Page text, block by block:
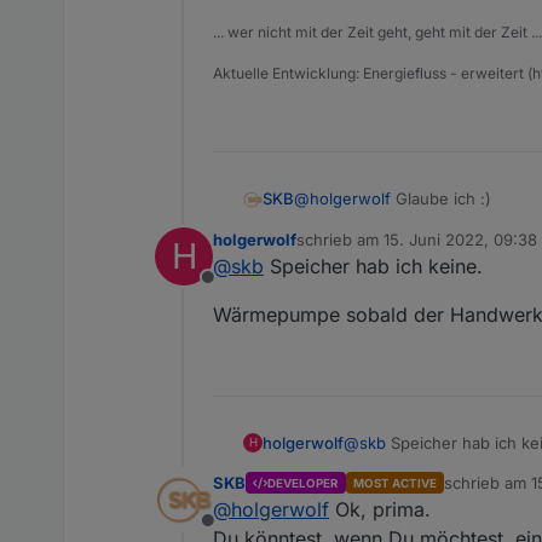
... wer nicht mit der Zeit geht, geht mit der Zeit ...
Aktuelle Entwicklung: Energiefluss - erweitert
SKB@holgerwolf Glaube ich :)
Ich stelle es später auf Github -
H
Offline
holgerwolfschrieb am 15. Juni 2022, 09:38
zuletzt editiert von
@skb Speicher hab ich keine.
Wärmepumpe sobald der
H holgerwolf@skb Speicher hab ich
Wärmepumpe sobald der
Offline
SKB DEVELOPER MOST ACTIVE schrieb am
zuletzt
@holgerwolf Ok, prima.